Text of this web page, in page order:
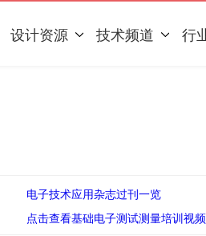
设计资源 技术频道 行
电子技术应用杂志过刊一览
点击查看基础电子测试测量培训视频